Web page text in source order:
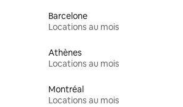
Barcelone
Locations au mois
Athènes
Locations au mois
Montréal
Locations au mois